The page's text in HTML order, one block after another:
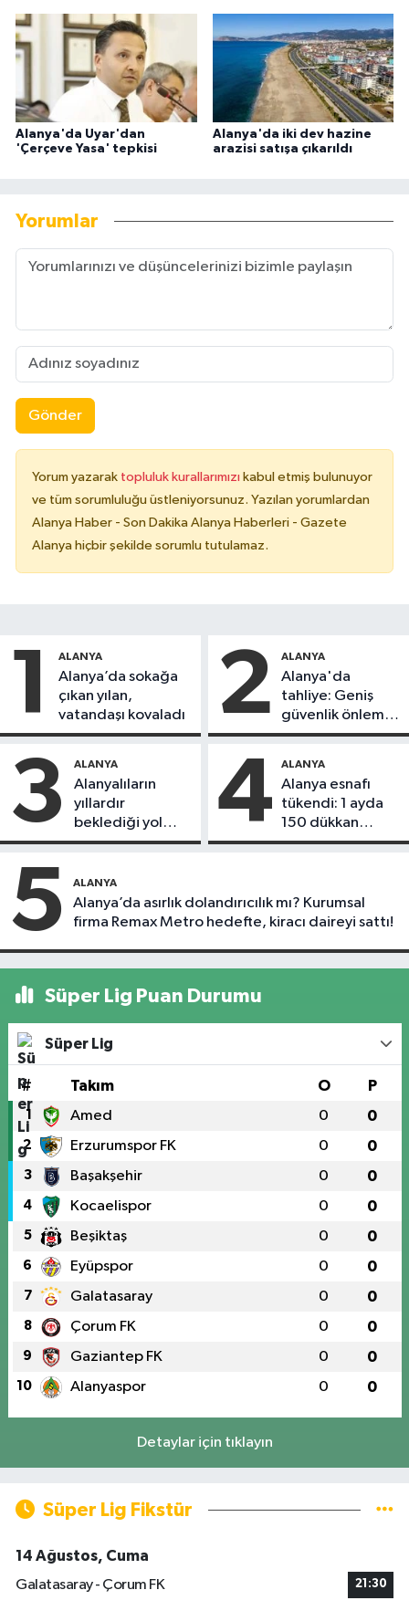
Alanya'da Uyar'dan
'Çerçeve Yasa' tepkisi
Alanya'da iki dev hazine
arazisi satışa çıkarıldı
Yorumlar
Gönder
Yorum yazarak topluluk kurallarımızı kabul etmiş bulunuyor
ve tüm sorumluluğu üstleniyorsunuz. Yazılan yorumlardan
Alanya Haber - Son Dakika Alanya Haberleri - Gazete
Alanya hiçbir şekilde sorumlu tutulamaz.
1 ALANYA
Alanya’da sokağa
çıkan yılan,
vatandaşı kovaladı
2 ALANYA
Alanya'da
tahliye: Geniş
güvenlik önlemi
alındı
3 ALANYA
Alanyalıların
yıllardır
beklediği yol
askıdan döndü
4 ALANYA
Alanya esnafı
tükendi: 1 ayda
150 dükkan
kapandı
5 ALANYA
Alanya’da asırlık dolandırıcılık mı? Kurumsal
firma Remax Metro hedefte, kiracı daireyi sattı!
Süper Lig Puan Durumu
Süper Lig
# Takım O P
1 Amed 0 0
2 Erzurumspor FK 0 0
3 Başakşehir 0 0
4 Kocaelispor 0 0
5 Beşiktaş 0 0
6 Eyüpspor 0 0
7 Galatasaray 0 0
8 Çorum FK 0 0
9 Gaziantep FK 0 0
10 Alanyaspor 0 0
Detaylar için tıklayın
Süper Lig Fikstür
14 Ağustos, Cuma
Galatasaray - Çorum FK
21:30